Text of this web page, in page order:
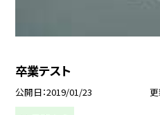
卒業テスト
公開日 2019/01/23